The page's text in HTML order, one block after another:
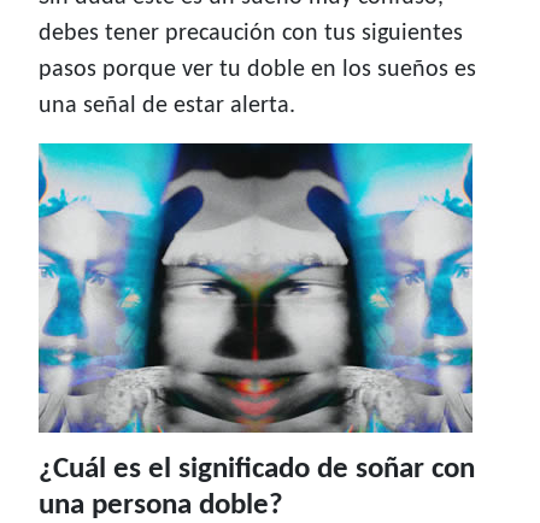
debes tener precaución con tus siguientes
pasos porque ver tu doble en los sueños es
una señal de estar alerta.
¿Cuál es el significado de soñar con
una persona doble?